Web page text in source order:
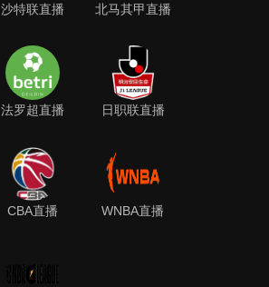
沙特联直播 北马其甲直播
法罗超直播 日职联直播
CBA直播 WNBA直播